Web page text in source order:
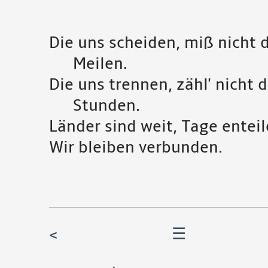
Die uns scheiden, miß nicht
Meilen.
Die uns trennen, zähl' nicht
Stunden.
Länder sind weit, Tage
Wir bleiben verbunden.
<
☰